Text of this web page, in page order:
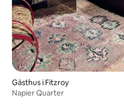
Gästhus i Fitzroy
Napier Quarter